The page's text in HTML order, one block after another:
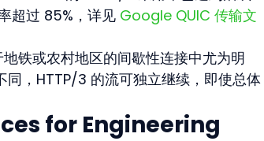
超过 85%，详见 Google QUIC 传输文
铁或农村地区的间歇性连接中尤为明
，HTTP/3 的流可独立继续，即使总体
for Engineering